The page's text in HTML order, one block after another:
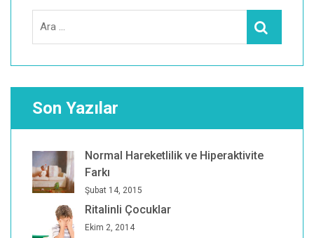
Ara
Son Yazılar
Normal Hareketlilik ve Hiperaktivite
Farkı
Şubat 14, 2015
Ritalinli Çocuklar
Ekim 2, 2014